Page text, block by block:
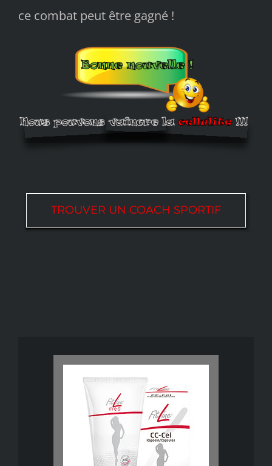
ce combat peut être gagné !
TROUVER UN COACH SPORTIF